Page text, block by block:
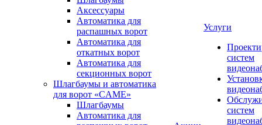
Аксессуары
Автоматика для
распашных ворот
Автоматика для
откатных ворот
Автоматика для
секционных ворот
Шлагбаумы и автоматика
для ворот «CAME»
Шлагбаумы
Автоматика для
Услуги
систем
систем